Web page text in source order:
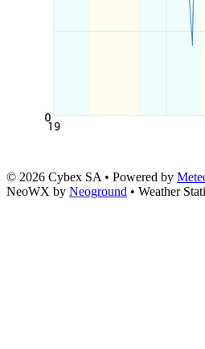
© 2026 Cybex SA • Powered by
NeoWX by Neoground • Weather